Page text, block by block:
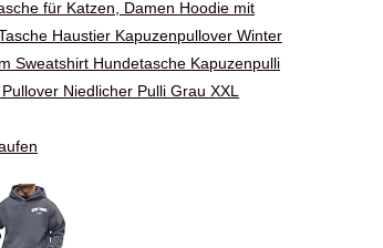
für Katzen, Damen Hoodie mit
Haustier Kapuzenpullover Winter
Sweatshirt Hundetasche Kapuzenpulli
Niedlicher Pulli Grau XXL